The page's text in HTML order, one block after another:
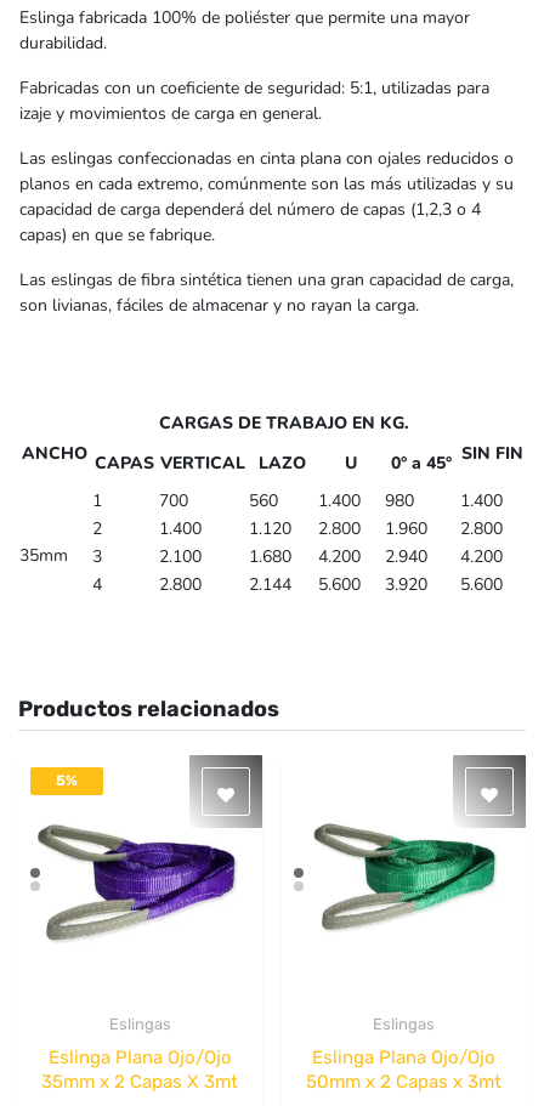
Eslinga fabricada 100% de poliéster que permite una mayor
durabilidad.
Fabricadas con un coeficiente de seguridad: 5:1, utilizadas para
izaje y movimientos de carga en general.
Las eslingas confeccionadas en cinta plana con ojales reducidos o
planos en cada extremo, comúnmente son las más utilizadas y su
capacidad de carga dependerá del número de capas (1,2,3 o 4
capas) en que se fabrique.
Las eslingas de fibra sintética tienen una gran capacidad de carga,
son livianas, fáciles de almacenar y no rayan la carga.
CARGAS DE TRABAJO EN KG.
ANCHO CAPAS VERTICAL LAZO U 0° a 45° SIN FIN
35mm
1 700 560 1.400 980
1.400
2
1.400 1.120 2.800 1.960
2.800
3
2.100 1.680 4.200 2.940
4.200
4
2.800 2.144 5.600 3.920 5.600
Productos relacionados
5%
Eslingas
Eslinga Plana Ojo/Ojo
35mm x 2 Capas X 3mt
Eslingas
Eslinga Plana Ojo/Ojo
50mm x 2 Capas x 3mt